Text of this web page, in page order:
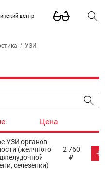
центр
/ УЗИ
Цена
УЗИ органов
(желчного
селезенки)
2 760
₽
+